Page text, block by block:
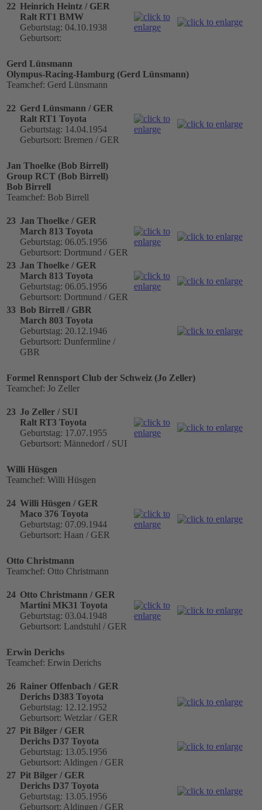
22 Heinrich Heintz / GER
Ralt RT1 BMW
Geburtstag: 04.10.1938
Geburtsort:
Gerd Lünsmann
Olympus-Racing-Hamburg (Gerd Lünsmann)
Teamchef: Gerd Lünsmann
22 Gerd Lünsmann / GER
Ralt RT1 Toyota
Geburtstag: 14.04.1954
Geburtsort: Bremen / GER
Jan Thoelke (Bob Birrell)
Group RCT (Bob Birrell)
Bob Birrell
Teamchef: Bob Birrell
23 Jan Thoelke / GER
March 813 Toyota
Geburtstag: 06.05.1956
Geburtsort: Dortmund / GER
23 Jan Thoelke / GER
March 813 Toyota
Geburtstag: 06.05.1956
Geburtsort: Dortmund / GER
33 Bob Birrell / GBR
March 803 Toyota
Geburtstag: 20.12.1946
Geburtsort: Dunfermline /
GBR
Formel Rennsport Club der Schweiz (Jo Zeller)
Teamchef: Jo Zeller
23 Jo Zeller / SUI
Ralt RT3 Toyota
Geburtstag: 17.07.1955
Geburtsort: Männedorf / SUI
Willi Hüsgen
Teamchef: Willi Hüsgen
24 Willi Hüsgen / GER
Maco 376 Toyota
Geburtstag: 07.09.1944
Geburtsort: Haan / GER
Otto Christmann
Teamchef: Otto Christmann
24 Otto Christmann / GER
Martini MK31 Toyota
Geburtstag: 03.04.1948
Geburtsort: Landstuhl / GER
Erwin Derichs
Teamchef: Erwin Derichs
26 Rainer Offenbach / GER
Derichs D383 Toyota
Geburtstag: 12.12.1952
Geburtsort: Wetzlar / GER
27 Pit Bilger / GER
Derichs D37 Toyota
Geburtstag: 13.05.1956
Geburtsort: Aldingen / GER
27 Pit Bilger / GER
Derichs D37 Toyota
Geburtstag: 13.05.1956
Geburtsort: Aldingen / GER